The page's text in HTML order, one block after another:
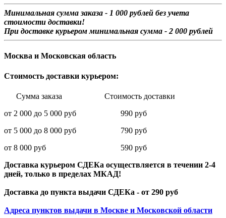
Минимальная сумма заказа - 1 000 рублей без учета
стоимости доставки!
При доставке курьером минимальная сумма - 2 000 рублей
Москва и Московская область
Стоимость доставки курьером:
Сумма заказа Стоимость доставки
от 2 000 до 5 000 руб 990 руб
от 5 000 до 8 000 руб 790 руб
от 8 000 руб 590 руб
Доставка курьером СДЕКа осуществляется в течении 2-4
дней, только в пределах МКАД!
Доставка до пункта выдачи СДЕКа - от 290 руб
Адреса пунктов выдачи в Москве и Московской области